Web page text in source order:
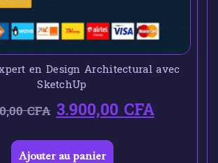
en Design Architectural avec
SketchUp
CFA 3.900,00CFA
Ajouter au panier